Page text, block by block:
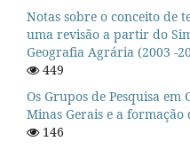
Notas sobre o conceito de
uma revisão a partir do
Geografia Agrária (2003 -
449
Os Grupos de Pesquisa em
Minas Gerais e a formação
146